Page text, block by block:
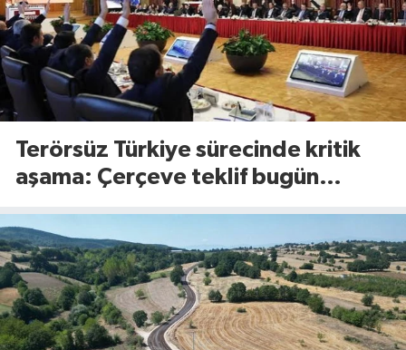
Terörsüz Türkiye sürecinde kritik
aşama: Çerçeve teklif bugün